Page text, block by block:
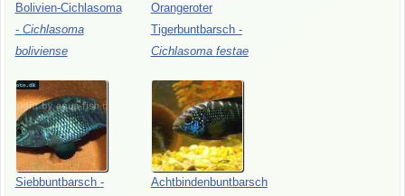
Bolivien-Cichlasoma
- Cichlasoma
boliviense
Orangeroter
Tigerbuntbarsch -
Cichlasoma festae
Siebbuntbarsch -
Achtbindenbuntbarsch